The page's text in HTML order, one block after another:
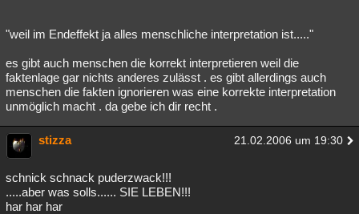
"weil im Endeffekt ja alles menschliche interpretation ist....."
es gibt auch menschen die korrekt interpretieren weil die
faktenlage gar nichts anderes zulässt . es gibt allerdings auch
menschen die fakten ignorieren was eine korrekte interpretation
unmöglich macht . da gebe ich dir recht .
stizza 21.02.2006 um 19:30
schnick schnack puderzwack!!!
.....aber was solls...... SIE LEBEN!!!
har har har